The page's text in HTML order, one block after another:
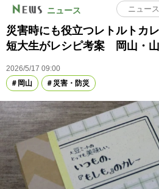
ニュース
災害時にも役立つレトルトカ
短大生がレシピ考案 岡山・
2026/5/17 09:00
岡山
災害・防災